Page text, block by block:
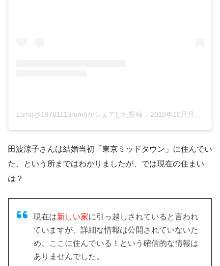
Lumi(@19761113rumi)がシェアした投稿 – 2018年10月月12日午後4時43分PDT
田波涼子さんは結婚当初「東京ミッドタウン」に住んでい
た、という所まではわかりましたが、では現在の住まい
は？
現在は新しい家に引っ越しされていると言われ
ていますが、詳細な情報は公開されていないた
め、ここに住んでいる！という確信的な情報は
ありませんでした。